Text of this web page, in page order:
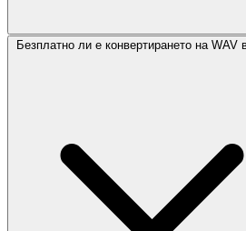
Безплатно ли е конвертирането на WAV